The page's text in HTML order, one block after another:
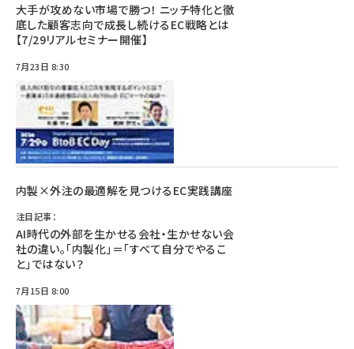
大手が攻めない市場で勝つ！ ニッチ特化と徹
底した顧客志向で成長し続けるEC戦略とは
【7/29リアルセミナー開催】
7月23日 8:30
内製×外注の最適解を見つけるEC実践講座
注目記事：
AI時代の外部を生かせる会社・生かせない会
社の違い。「内製化」＝「すべて自分でやるこ
と」ではない？
7月15日 8:00